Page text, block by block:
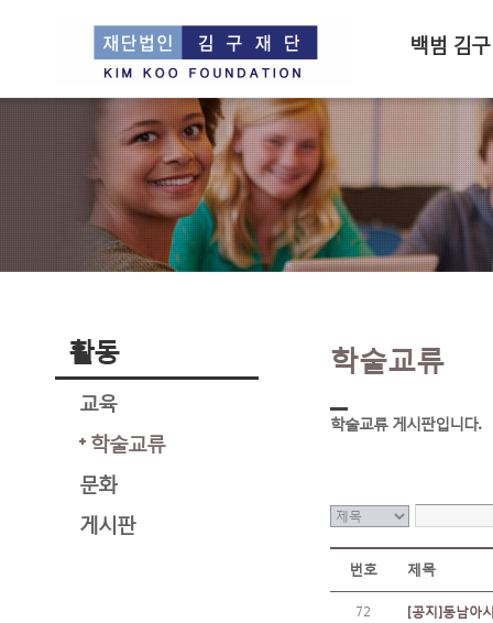
백범 김구
활동
교육
학술교류
문화
게시판
학술교류
학술교류 게시판입니다.
번호 제목
72 [공지]동남아